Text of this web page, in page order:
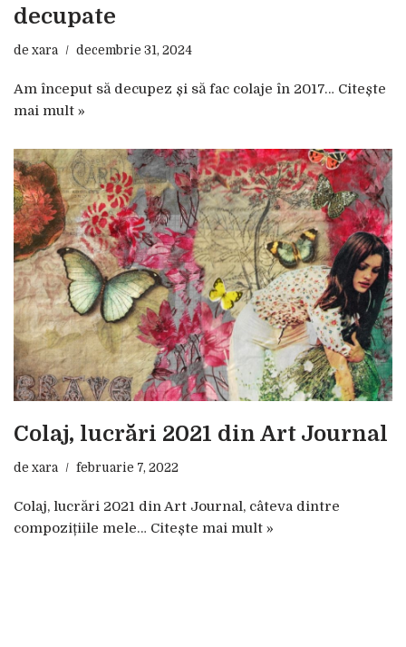
decupate
de xara decembrie 31, 2024
Am început să decupez și să fac colaje în 2017… Citește
mai mult »
Colaj, lucrări 2021 din Art Journal
de xara februarie 7, 2022
Colaj, lucrări 2021 din Art Journal, câteva dintre
compozițiile mele… Citește mai mult »